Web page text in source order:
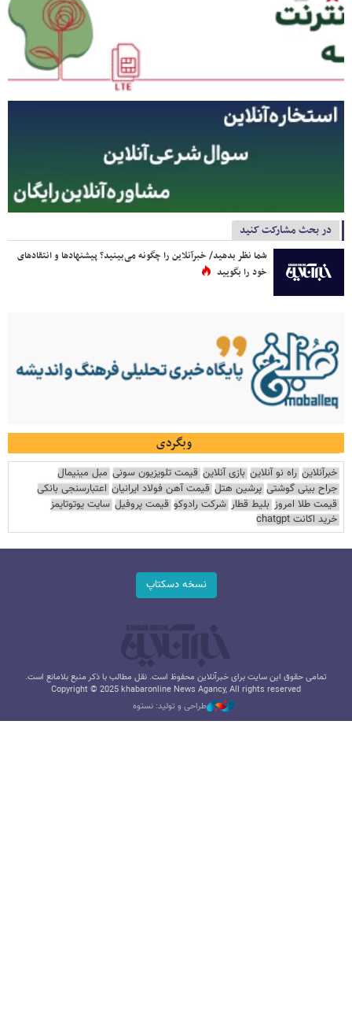
در بحث مشارکت کنید
شما نظر بدهید/ خبرآنلاین را چگونه می‌بینید؟ پیشنهادها و انتقادهای
خود را بگویید
وبگردی
خبرآنلاین راه نو آنلاین بازی آنلاین قیمت تلویزیون سونی مبل مینیمال
جراح بینی گوشتی پرشین هتل قیمت آهن فولاد ایرانیان اعتبارسنجی بانکی
قیمت طلا امروز بلیط قطار شرکت رادوکو قیمت پروفیل سایت یوتوتایمز
خرید اکانت chatgpt
نسخه دسکتاپ
تمامی حقوق این سایت برای خبرآنلاین محفوظ است. نقل مطالب با ذکر منبع بلامانع است.
Copyright © 2025 khabaronline News Agancy, All rights reserved
طراحی و تولید: نستوه